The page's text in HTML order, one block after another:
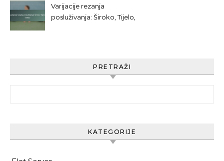
Varijacije rezanja
posluživanja: Široko, Tijelo,
PRETRAŽI
KATEGORIJE